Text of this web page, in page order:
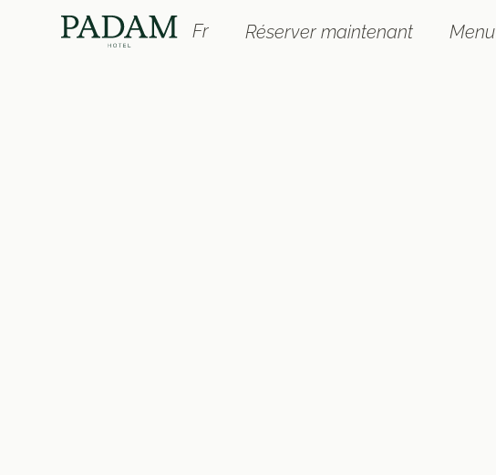
Fr Réserver maintenant Menu